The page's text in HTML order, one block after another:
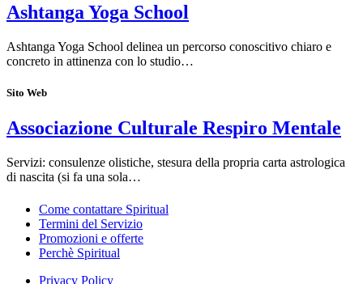
Ashtanga Yoga School
Ashtanga Yoga School delinea un percorso conoscitivo chiaro e
concreto in attinenza con lo studio…
Sito Web
Associazione Culturale Respiro Mentale
Servizi: consulenze olistiche, stesura della propria carta astrologica
di nascita (si fa una sola…
Come contattare Spiritual
Termini del Servizio
Promozioni e offerte
Perchè Spiritual
Privacy Policy